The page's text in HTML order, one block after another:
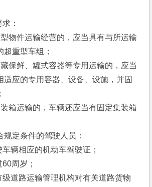
：
件运输经营的，应当具有与所运输
重型车组；
鲜、罐式容器等专用运输的，应当
适应的专用容器、设备、设施，并固
运输的，车辆还应当有固定集装箱
定条件的驾驶人员：
相应的机动车驾驶证；
周岁；
路运输管理机构对有关道路货物